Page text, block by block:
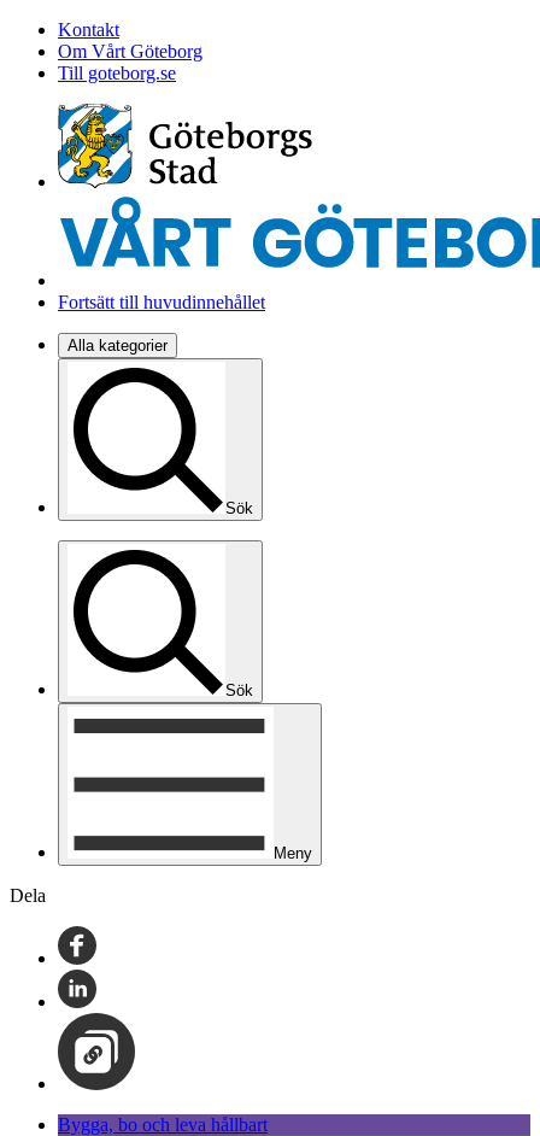
Kontakt
Om Vårt Göteborg
Till goteborg.se
Fortsätt till huvudinnehållet
Alla kategorier
Sök
Sök
Meny
Dela
Bygga, bo och leva hållbart